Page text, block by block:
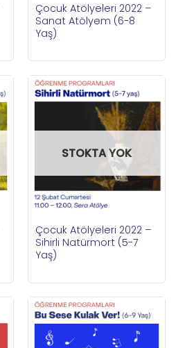
Çocuk Atölyeleri 2022 –
Sanat Atölyem (6-8
Yaş)
STOKTA YOK
Çocuk Atölyeleri 2022 –
Sihirli Natürmort (5-7
Yaş)